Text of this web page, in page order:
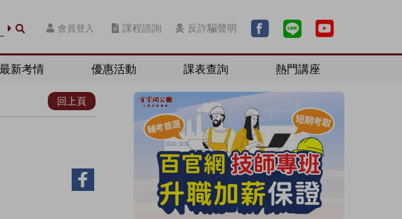
會員登入 課程諮詢 反詐騙聲明
最新考情 優惠活動 課表查詢 熱門講座
回上頁